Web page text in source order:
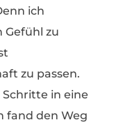
ich
zu
zu passen.
Schritte in eine
fand den Weg